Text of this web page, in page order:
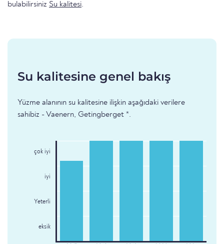
bulabilirsiniz Su kalitesi.
Su kalitesine genel bakış
Yüzme alanının su kalitesine ilişkin aşağıdaki verilere
sahibiz - Vaenern, Getingberget *.
çok iyi
iyi
Yeterli
eksik